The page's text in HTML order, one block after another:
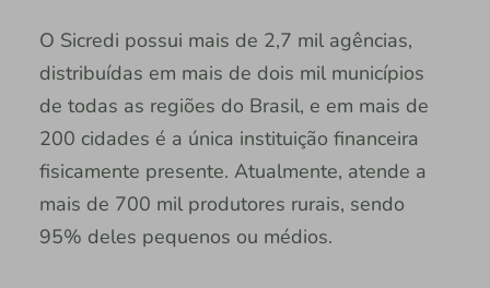
O Sicredi possui mais de 2,7 mil agências,
distribuídas em mais de dois mil municípios
de todas as regiões do Brasil, e em mais de
200 cidades é a única instituição financeira
fisicamente presente. Atualmente, atende a
mais de 700 mil produtores rurais, sendo
95% deles pequenos ou médios.